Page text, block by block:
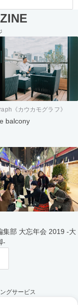
《カウカモグラフ》
balcony
集部 大忘年会 2019 -大
-
グサービス